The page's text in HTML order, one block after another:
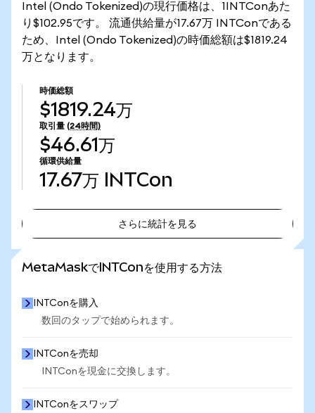
Intel (Ondo Tokenized)の現行価格は、1INTConあた
り$102.95です。 流通供給量が17.67万 INTConである
ため、Intel (Ondo Tokenized)の時価総額は$1819.24
万となります。
時価総額
$1819.24万
取引量 (24時間)
$46.61万
循環供給量
17.67万 INTCon
さらに統計を見る
MetaMaskでINTConを使用する方法
INTConを購入
数回のタップで始められます。
INTConを売却
INTConを現金に交換します。
INTConをスワップ